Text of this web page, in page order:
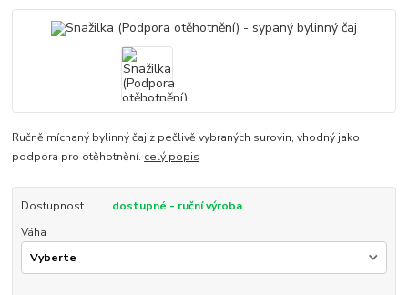
Ručně míchaný bylinný čaj z pečlivě vybraných surovin, vhodný jako
podpora pro otěhotnění. celý popis
Dostupnost
dostupné - ruční výroba
Váha